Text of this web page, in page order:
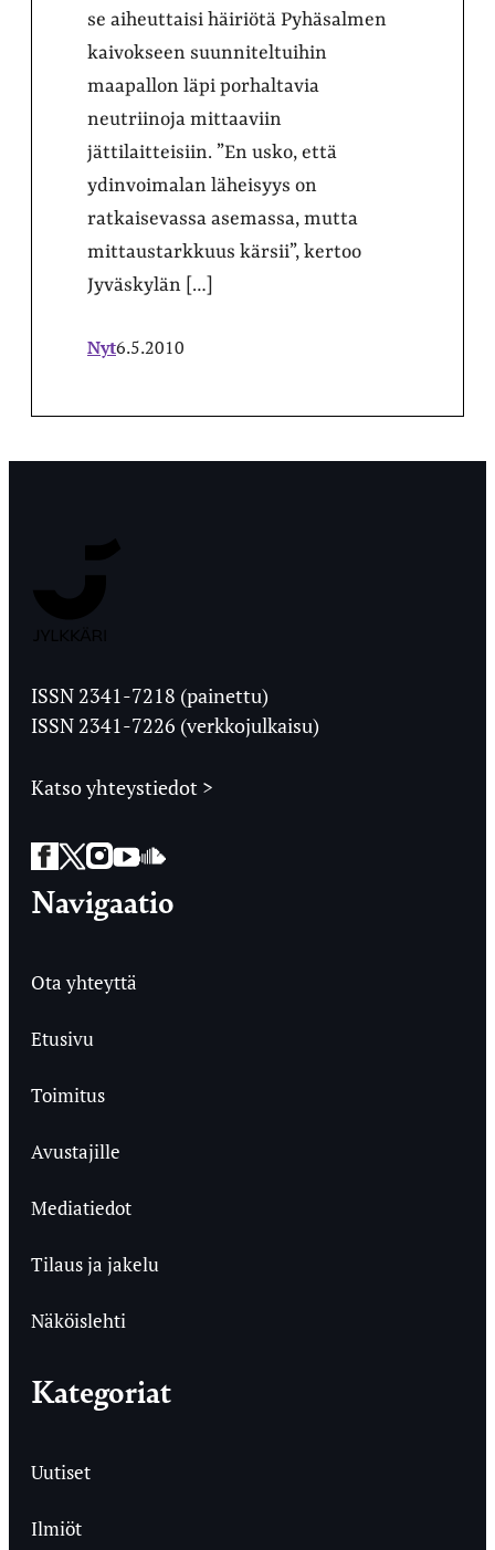
se aiheuttaisi häiriötä Pyhäsalmen
kaivokseen suunniteltuihin
maapallon läpi porhaltavia
neutriinoja mittaaviin
jättilaitteisiin. ”En usko, että
ydinvoimalan läheisyys on
ratkaisevassa asemassa, mutta
mittaustarkkuus kärsii”, kertoo
Jyväskylän […]
Nyt6.5.2010
Ylioppilaslehti
ISSN 2341-7218 (painettu)
ISSN 2341-7226 (verkkojulkaisu)
Katso yhteystiedot >
Facebook
Twitter
Instagram
YouTube
SoundCloud
Navigaatio
Ota yhteyttä
Etusivu
Toimitus
Avustajille
Mediatiedot
Tilaus ja jakelu
Näköislehti
Kategoriat
Uutiset
Ilmiöt